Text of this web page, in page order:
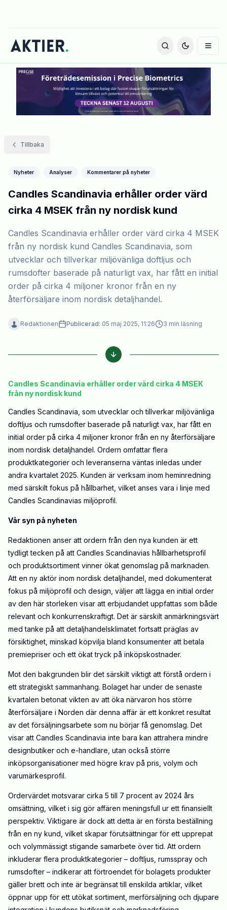
Tillbaka
Nyheter Analyser Kommentarer på nyheter
Candles Scandinavia erhåller order värd
cirka 4 MSEK från ny nordisk kund
Candles Scandinavia erhåller order värd cirka 4 MSEK
från ny nordisk kund Candles Scandinavia, som
utvecklar och tillverkar miljövänliga doftljus och
rumsdofter baserade på naturligt vax, har fått en initial
order på cirka 4 miljoner kronor från en ny
återförsäljare inom nordisk detaljhandel.
Redaktionen Publicerad: 05 maj 2025, 11:26 3 min läsning
Candles Scandinavia erhåller order värd cirka 4 MSEK
från ny nordisk kund
Candles Scandinavia, som utvecklar och tillverkar miljövänliga
doftljus och rumsdofter baserade på naturligt vax, har fått en
initial order på cirka 4 miljoner kronor från en ny återförsäljare
inom nordisk detaljhandel. Ordern omfattar flera
produktkategorier och leveranserna väntas inledas under
andra kvartalet 2025. Kunden är verksam inom heminredning
med särskilt fokus på hållbarhet, vilket anses vara i linje med
Candles Scandinavias miljöprofil.
Vår syn på nyheten
Redaktionen anser att ordern från den nya kunden är ett
tydligt tecken på att Candles Scandinavias hållbarhetsprofil
och produktsortiment vinner ökat genomslag på marknaden.
Att en ny aktör inom nordisk detaljhandel, med dokumenterat
fokus på miljöprofil och design, väljer att lägga en initial order
av den här storleken visar att erbjudandet uppfattas som både
relevant och konkurrenskraftigt. Det är särskilt anmärkningsvärt
med tanke på att detaljhandelsklimatet fortsatt präglas av
försiktighet, minskad köpvilja bland konsumenter att betala
premiepriser och ett ökat tryck på inköpskostnader.
Mot den bakgrunden blir det särskilt viktigt att förstå ordern i
ett strategiskt sammanhang. Bolaget har under de senaste
kvartalen betonat vikten av att öka närvaron hos större
återförsäljare i Norden där denna affär är ett konkret resultat
av det försäljningsarbete som nu börjar få genomslag. Det
visar att Candles Scandinavia inte bara kan attrahera mindre
designbutiker och e-handlare, utan också större
inköpsorganisationer med högre krav på pris, volym och
varumärkesprofil.
Ordervärdet motsvarar cirka 5 till 7 procent av 2024 års
omsättning, vilket i sig gör affären meningsfull ur ett finansiellt
perspektiv. Viktigare är dock att detta är en första beställning
från en ny kund, vilket skapar förutsättningar för ett upprepat
och volymmässigt stigande samarbete över tid. Att ordern
inkluderar flera produktkategorier – doftljus, rumsspray och
rumsdofter – indikerar att förtroendet för bolagets produkter
gäller brett och inte är begränsat till enskilda artiklar, vilket
öppnar upp för ett utökat sortiment, merförsäljning och djupare